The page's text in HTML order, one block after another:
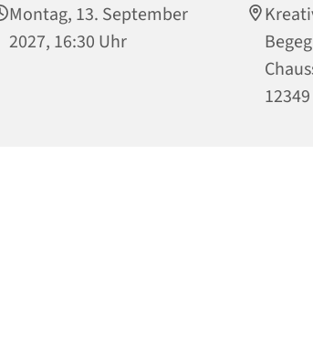
Montag, 13. September
2027, 16:30 Uhr